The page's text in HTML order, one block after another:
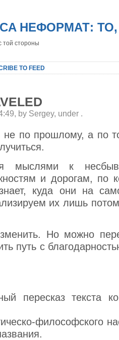
НЕФОРМАТ:
той стороны
TO FEED
by Sergey, under .
не по прошлому, а по
мыслями к
и дорогам, по
куда они на
их лишь
Но можно
путь с
пересказ текста
философского